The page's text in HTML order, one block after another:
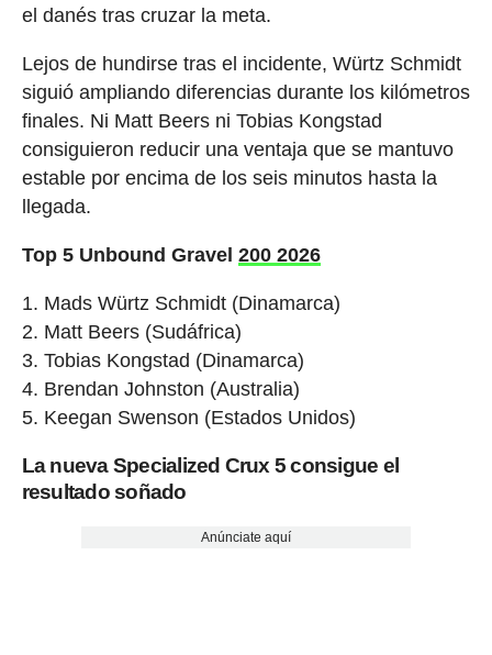
el danés tras cruzar la meta.
Lejos de hundirse tras el incidente, Würtz Schmidt
siguió ampliando diferencias durante los kilómetros
finales. Ni Matt Beers ni Tobias Kongstad
consiguieron reducir una ventaja que se mantuvo
estable por encima de los seis minutos hasta la
llegada.
Top 5 Unbound Gravel 200 2026
1. Mads Würtz Schmidt (Dinamarca)
2. Matt Beers (Sudáfrica)
3. Tobias Kongstad (Dinamarca)
4. Brendan Johnston (Australia)
5. Keegan Swenson (Estados Unidos)
La nueva Specialized Crux 5 consigue el
resultado soñado
Anúnciate aquí